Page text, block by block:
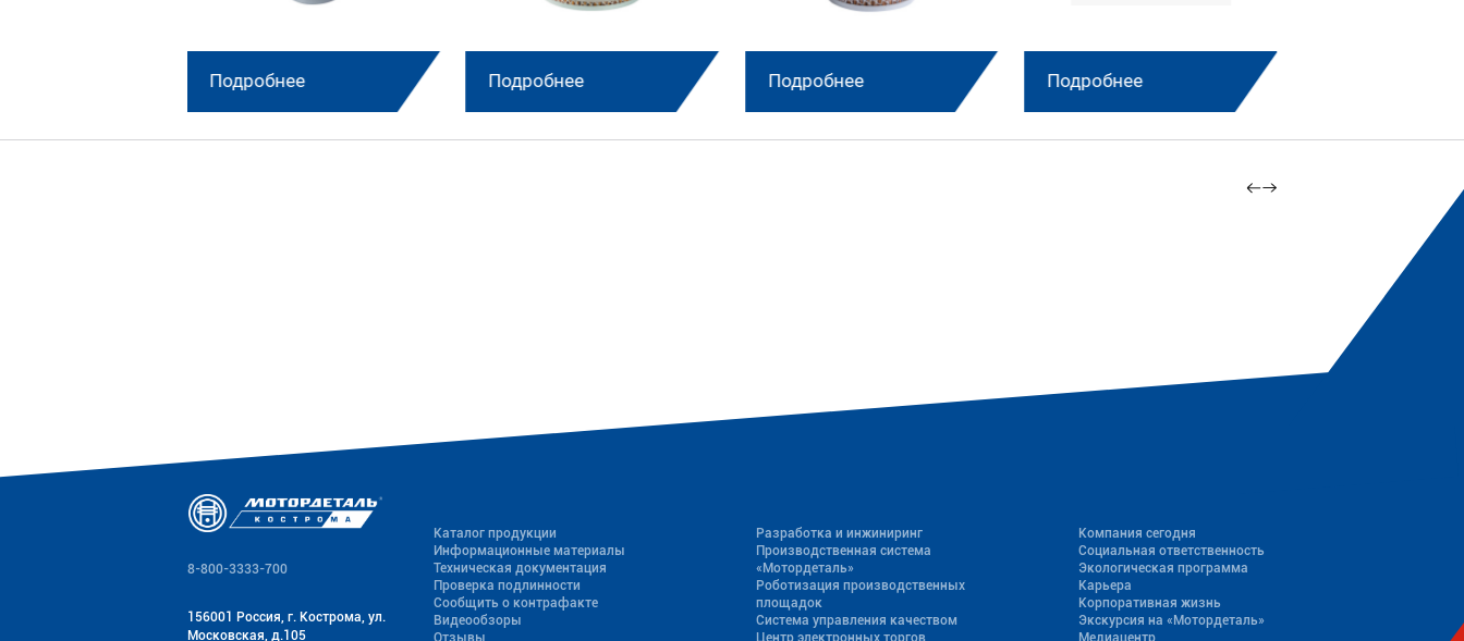
Подробнее Подробнее Подробнее Подробнее
8-800-3333-700
156001 Россия, г. Кострома, ул.
Московская, д.105
Каталог продукции
Информационные материалы
Техническая документация
Проверка подлинности
Сообщить о контрафакте
Видеообзоры
Отзывы
Разработка и инжиниринг
Производственная система
«Mотордеталь»
Роботизация производственных
площадок
Система управления качеством
Центр электронных торгов
Компания сегодня
Социальная ответственность
Экологическая программа
Карьера
Корпоративная жизнь
Экскурсия на «Мотордеталь»
Медиацентр